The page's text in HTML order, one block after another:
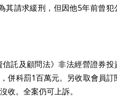
其請求緩刑，但因他5年前曾犯
託及顧問法》非法經營證券投
併科罰1百萬元。另收取會員訂
收。全案仍可上訴。